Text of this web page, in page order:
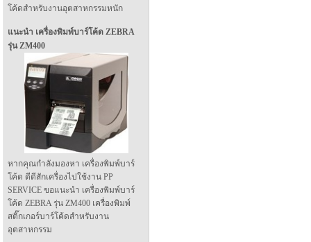
โค้ดสำหรับงานอุตสาหกรรมหนัก
แนะนำ เครื่องพิมพ์บาร์โค้ด ZEBRA
รุ่น ZM400
หากคุณกำลังมองหา เครื่องพิมพ์บาร์
โค้ด ดีดีสักเครื่องไปใช้งาน PP
SERVICE ขอแนะนำ เครื่องพิมพ์บาร์
โค้ด ZEBRA รุ่น ZM400 เครื่องพิมพ์
สติ๊กเกอร์บาร์โค้ดสำหรับงาน
อุตสาหกรรม